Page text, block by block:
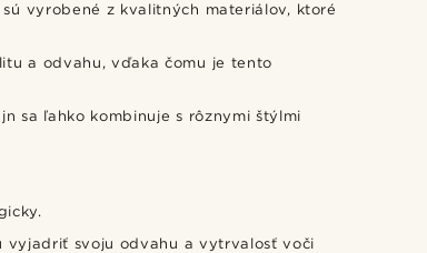
vyrobené z kvalitných materiálov, ktoré
a odvahu, vďaka čomu je tento
sa ľahko kombinuje s rôznymi štýlmi
vyjadriť svoju odvahu a vytrvalosť voči